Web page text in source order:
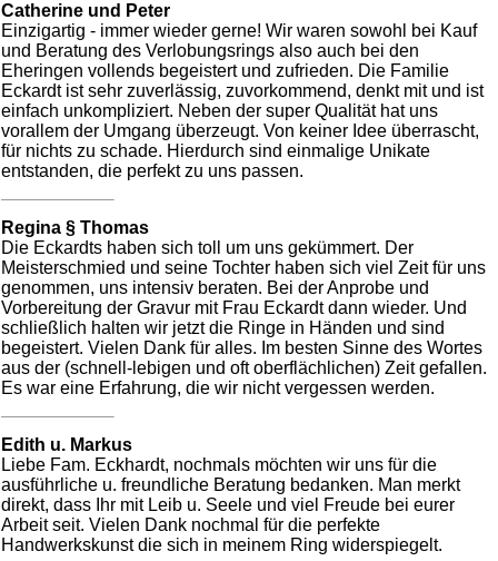
Catherine und Peter
Einzigartig - immer wieder gerne! Wir waren sowohl bei Kauf
und Beratung des Verlobungsrings also auch bei den
Eheringen vollends begeistert und zufrieden. Die Familie
Eckardt ist sehr zuverlässig, zuvorkommend, denkt mit und ist
einfach unkompliziert. Neben der super Qualität hat uns
vorallem der Umgang überzeugt. Von keiner Idee überrascht,
für nichts zu schade. Hierdurch sind einmalige Unikate
entstanden, die perfekt zu uns passen.
Regina § Thomas
Die Eckardts haben sich toll um uns gekümmert. Der
Meisterschmied und seine Tochter haben sich viel Zeit für uns
genommen, uns intensiv beraten. Bei der Anprobe und
Vorbereitung der Gravur mit Frau Eckardt dann wieder. Und
schließlich halten wir jetzt die Ringe in Händen und sind
begeistert. Vielen Dank für alles. Im besten Sinne des Wortes
aus der (schnell-lebigen und oft oberflächlichen) Zeit gefallen.
Es war eine Erfahrung, die wir nicht vergessen werden.
Edith u. Markus
Liebe Fam. Eckhardt, nochmals möchten wir uns für die
ausführliche u. freundliche Beratung bedanken. Man merkt
direkt, dass Ihr mit Leib u. Seele und viel Freude bei eurer
Arbeit seit. Vielen Dank nochmal für die perfekte
Handwerkskunst die sich in meinem Ring widerspiegelt.